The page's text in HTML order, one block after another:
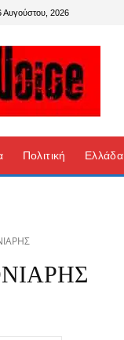
Αυγούστου, 2026
Πολιτική Ελλάδα